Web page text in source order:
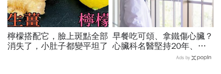
檸檬搭配它，臉上斑點全部
消失了，小肚子都變平坦了
早餐吃可頌、拿鐵傷心臟？
心臟科名醫堅持20年、早
上9點前不做「5件事」：
Ads by